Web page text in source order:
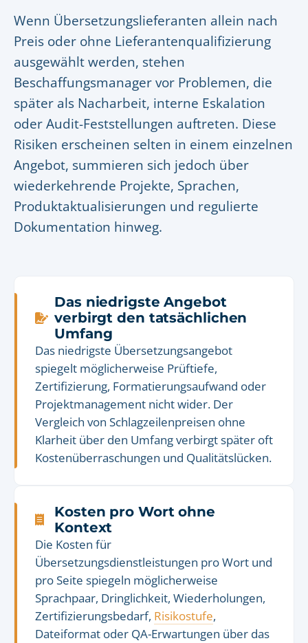
Wenn Übersetzungslieferanten allein nach
Preis oder ohne Lieferantenqualifizierung
ausgewählt werden, stehen
Beschaffungsmanager vor Problemen, die
später als Nacharbeit, interne Eskalation
oder Audit-Feststellungen auftreten. Diese
Risiken erscheinen selten in einem einzelnen
Angebot, summieren sich jedoch über
wiederkehrende Projekte, Sprachen,
Produktaktualisierungen und regulierte
Dokumentation hinweg.
Das niedrigste Angebot
verbirgt den tatsächlichen
Umfang
Das niedrigste Übersetzungsangebot
spiegelt möglicherweise Prüftiefe,
Zertifizierung, Formatierungsaufwand oder
Projektmanagement nicht wider. Der
Vergleich von Schlagzeilenpreisen ohne
Klarheit über den Umfang verbirgt später oft
Kostenüberraschungen und Qualitätslücken.
Kosten pro Wort ohne
Kontext
Die Kosten für
Übersetzungsdienstleistungen pro Wort und
pro Seite spiegeln möglicherweise
Sprachpaar, Dringlichkeit, Wiederholungen,
Zertifizierungsbedarf, Risikostufe,
Dateiformat oder QA-Erwartungen über das